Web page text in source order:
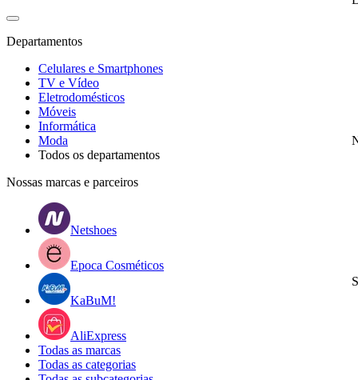
Departamentos
Celulares e Smartphones
TV e Vídeo
Eletrodomésticos
Móveis
Informática
Moda
Todos os departamentos
Nossas marcas e parceiros
Netshoes
Epoca Cosméticos
KaBuM!
AliExpress
Todas as marcas
Todas as categorias